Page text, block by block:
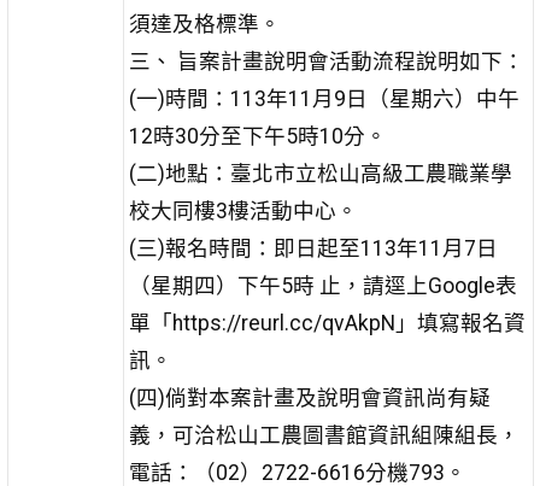
須達及格標準。
三、 旨案計畫說明會活動流程說明如下：
(一)時間：113年11月9日（星期六）中午
12時30分至下午5時10分。
(二)地點：臺北市立松山高級工農職業學
校大同樓3樓活動中心。
(三)報名時間：即日起至113年11月7日
（星期四）下午5時 止，請逕上Google表
單「https://reurl.cc/qvAkpN」填寫報名資
訊。
(四)倘對本案計畫及說明會資訊尚有疑
義，可洽松山工農圖 書館資訊組陳組長，
電話：（02）2722-6616分機793。